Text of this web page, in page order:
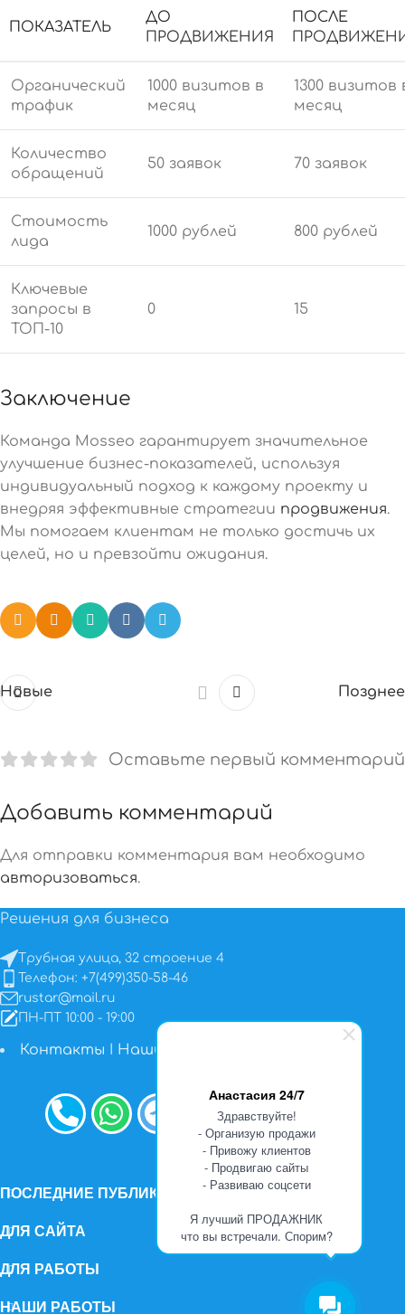
Анастасия 24/7
Здравствуйте!
- Организую продажи
- Привожу клиентов
- Продвигаю сайты
- Развиваю соцсети
Я лучший ПРОДАЖНИК
что вы встречали. Спорим?
ПОКАЗАТЕЛЬ
ДО
ПРОДВИЖЕНИЯ
ПОСЛЕ
Органический
трафик
1000 визитов в
месяц
1300 визитов
месяц
Количество
обращений
50 заявок 70 заявок
Стоимость
лида
1000 рублей 800 рублей
Ключевые
запросы в
ТОП-10
0 15
Заключение
Команда Mosseo гарантирует значительное
улучшение бизнес-показателей, используя
индивидуальный подход к каждому проекту и
внедряя эффективные стратегии продвижения.
Мы помогаем клиентам не только достичь их
целей, но и превзойти ожидания.
Новые Позднее
Оставьте первый комментарий
Добавить комментарий
Для отправки комментария вам необходимо
авторизоваться.
Решения для бизнеса
Трубная улица, 32 строение 4
Телефон: +7(499)350-58-46
rustar@mail.ru
ПН-ПТ 10:00 - 19:00
Контакты Наши работы
ПОСЛЕДНИЕ ПУБЛИКАЦИИ
ДЛЯ САЙТА
ДЛЯ РАБОТЫ
НАШИ РАБОТЫ